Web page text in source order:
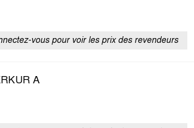
vous pour voir les prix des revendeurs
A